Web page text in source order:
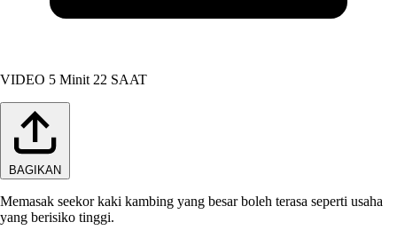
VIDEO 5 Minit 22 SAAT
BAGIKAN
Memasak seekor kaki kambing yang besar boleh terasa seperti usaha
yang berisiko tinggi.